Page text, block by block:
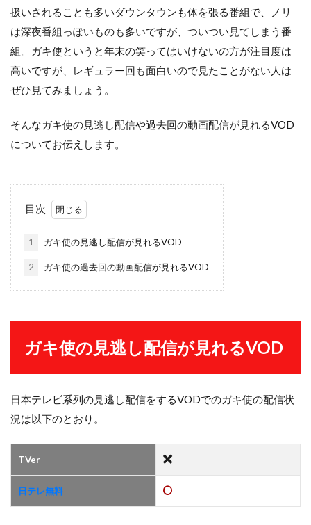
扱いされることも多いダウンタウンも体を張る番組で、ノリ
は深夜番組っぽいものも多いですが、ついつい見てしまう番
組。ガキ使というと年末の笑ってはいけないの方が注目度は
高いですが、レギュラー回も面白いので見たことがない人は
ぜひ見てみましょう。
そんなガキ使の見逃し配信や過去回の動画配信が見れるVOD
についてお伝えします。
目次
1 ガキ使の見逃し配信が見れるVOD
2 ガキ使の過去回の動画配信が見れるVOD
ガキ使の見逃し配信が見れるVOD
日本テレビ系列の見逃し配信をするVODでのガキ使の配信状
況は以下のとおり。
TVer
日テレ無料